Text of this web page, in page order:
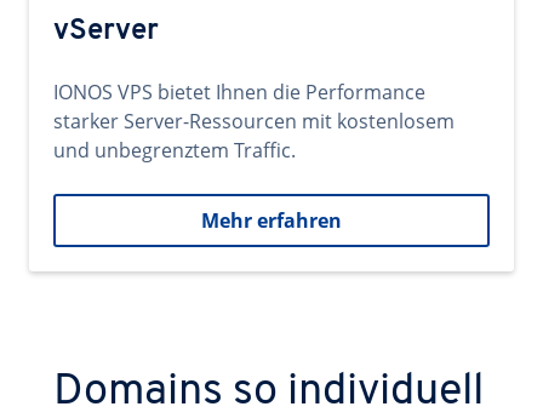
vServer
IONOS VPS bietet Ihnen die Performance
starker Server-Ressourcen mit kostenlosem
und unbegrenztem Traffic.
Mehr erfahren
Domains so individuell